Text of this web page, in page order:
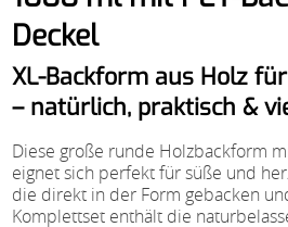
Deckel
XL-Backform aus Holz
– natürlich, praktisch &
Diese große runde Holzbackform
eignet sich perfekt für süße und
die direkt in der Form gebacken
Komplettset enthält die